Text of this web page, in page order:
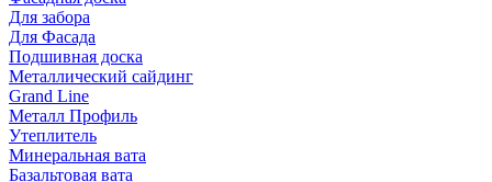
Для забора
Для Фасада
Подшивная доска
Металлический сайдинг
Grand Line
Металл Профиль
Утеплитель
Минеральная вата
Базальтовая вата